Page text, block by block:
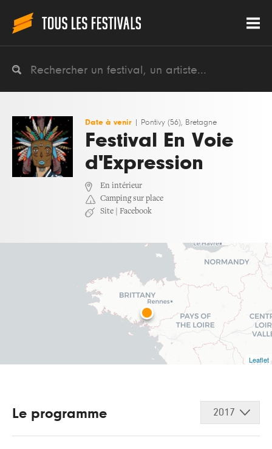
Date à venir Pontivy (56), Bretagne
Festival En Voie
d'Expression
En intérieur
Camping sur place
Site
Facebook
Leaflet
Le programme 2017